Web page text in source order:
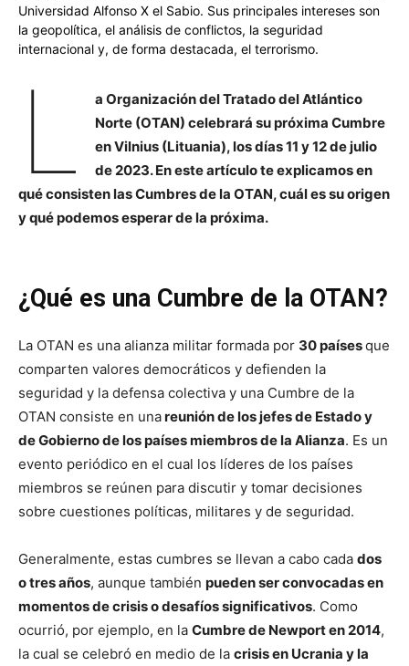
Universidad Alfonso X el Sabio. Sus principales intereses son
la geopolítica, el análisis de conflictos, la seguridad
internacional y, de forma destacada, el terrorismo.
L
a Organización del Tratado del Atlántico
Norte (OTAN) celebrará su próxima Cumbre
en Vilnius (Lituania), los días 11 y 12 de julio
de 2023. En este artículo te explicamos en
qué consisten las Cumbres de la OTAN, cuál es su origen
y qué podemos esperar de la próxima.
¿Qué es una Cumbre de la OTAN?
La OTAN es una alianza militar formada por 30 paísesque
comparten valores democráticos y defienden la
seguridad y la defensa colectiva y una Cumbre de la
OTAN consiste en unareunión de los jefes de Estado y
de Gobierno de los países miembros de la Alianza. Es un
evento periódico en el cual los líderes de los países
miembros se reúnen para discutir y tomar decisiones
sobre cuestiones políticas, militares y de seguridad.
Generalmente, estas cumbres se llevan a cabo cada dos
o tres años, aunque también pueden ser convocadas en
momentos de crisis o desafíos significativos. Como
ocurrió, por ejemplo, en la Cumbre de Newport en 2014,
la cual se celebró en medio de la crisis en Ucrania y la